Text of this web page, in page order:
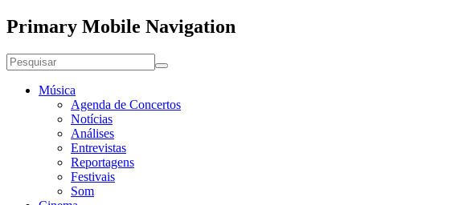
Primary Mobile Navigation
Música
Agenda de Concertos
Notícias
Análises
Entrevistas
Reportagens
Festivais
Som